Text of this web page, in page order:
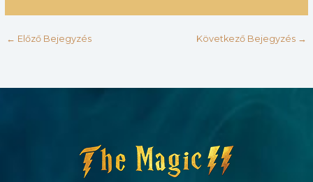
← Előző Bejegyzés Következő Bejegyzés →